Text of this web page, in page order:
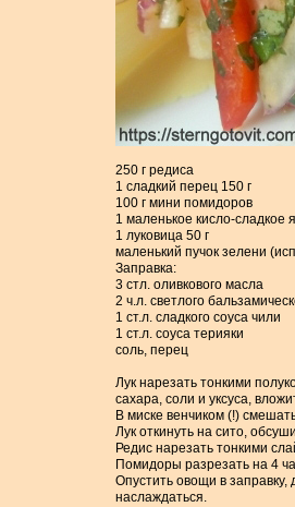
250 г редиса
1 сладкий перец 150 г
100 г мини помидоров
1 маленькое кисло-сладкое
1 луковица 50 г
маленький пучок зелени
Заправка:
3 стл. оливкового масла
2 ч.л. светлого
1 ст.л. сладкого соуса чили
1 ст.л. соуса терияки
соль, перец
Лук нарезать тонкими
сахара, соли и уксуса,
В миске венчиком (!)
Лук откинуть на сито,
Редис нарезать тонкими
Помидоры разрезать на 4
Опустить овощи в
наслаждаться.